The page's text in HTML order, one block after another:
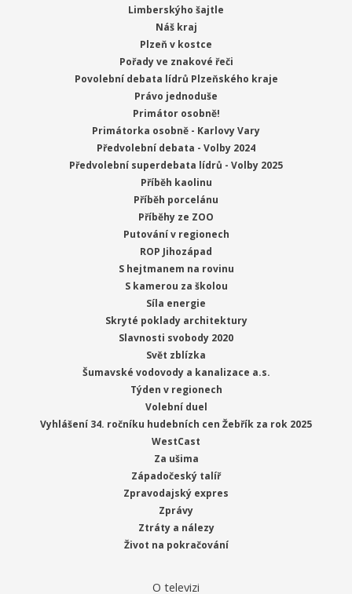
Limberskýho šajtle
Náš kraj
Plzeň v kostce
Pořady ve znakové řeči
Povolební debata lídrů Plzeňského kraje
Právo jednoduše
Primátor osobně!
Primátorka osobně - Karlovy Vary
Předvolební debata - Volby 2024
Předvolební superdebata lídrů - Volby 2025
Příběh kaolinu
Příběh porcelánu
Příběhy ze ZOO
Putování v regionech
ROP Jihozápad
S hejtmanem na rovinu
S kamerou za školou
Síla energie
Skryté poklady architektury
Slavnosti svobody 2020
Svět zblízka
Šumavské vodovody a kanalizace a.s.
Týden v regionech
Volební duel
Vyhlášení 34. ročníku hudebních cen Žebřík za rok 2025
WestCast
Za ušima
Západočeský talíř
Zpravodajský expres
Zprávy
Ztráty a nálezy
Život na pokračování
O televizi